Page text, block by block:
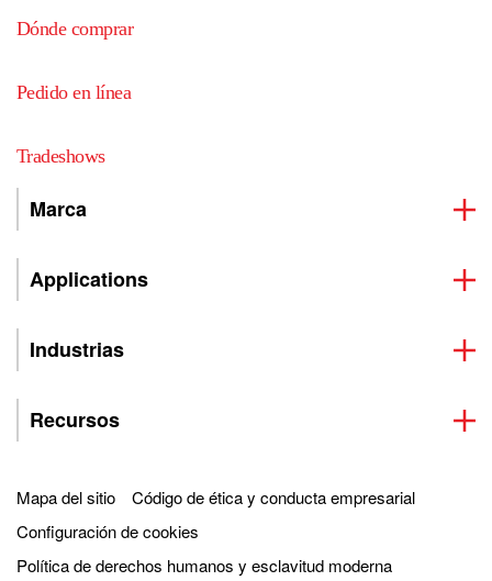
Dónde comprar
Pedido en línea
Tradeshows
Marca
Applications
Industrias
Recursos
Mapa del sitio
Código de ética y conducta empresarial
Configuración de cookies
Política de derechos humanos y esclavitud moderna